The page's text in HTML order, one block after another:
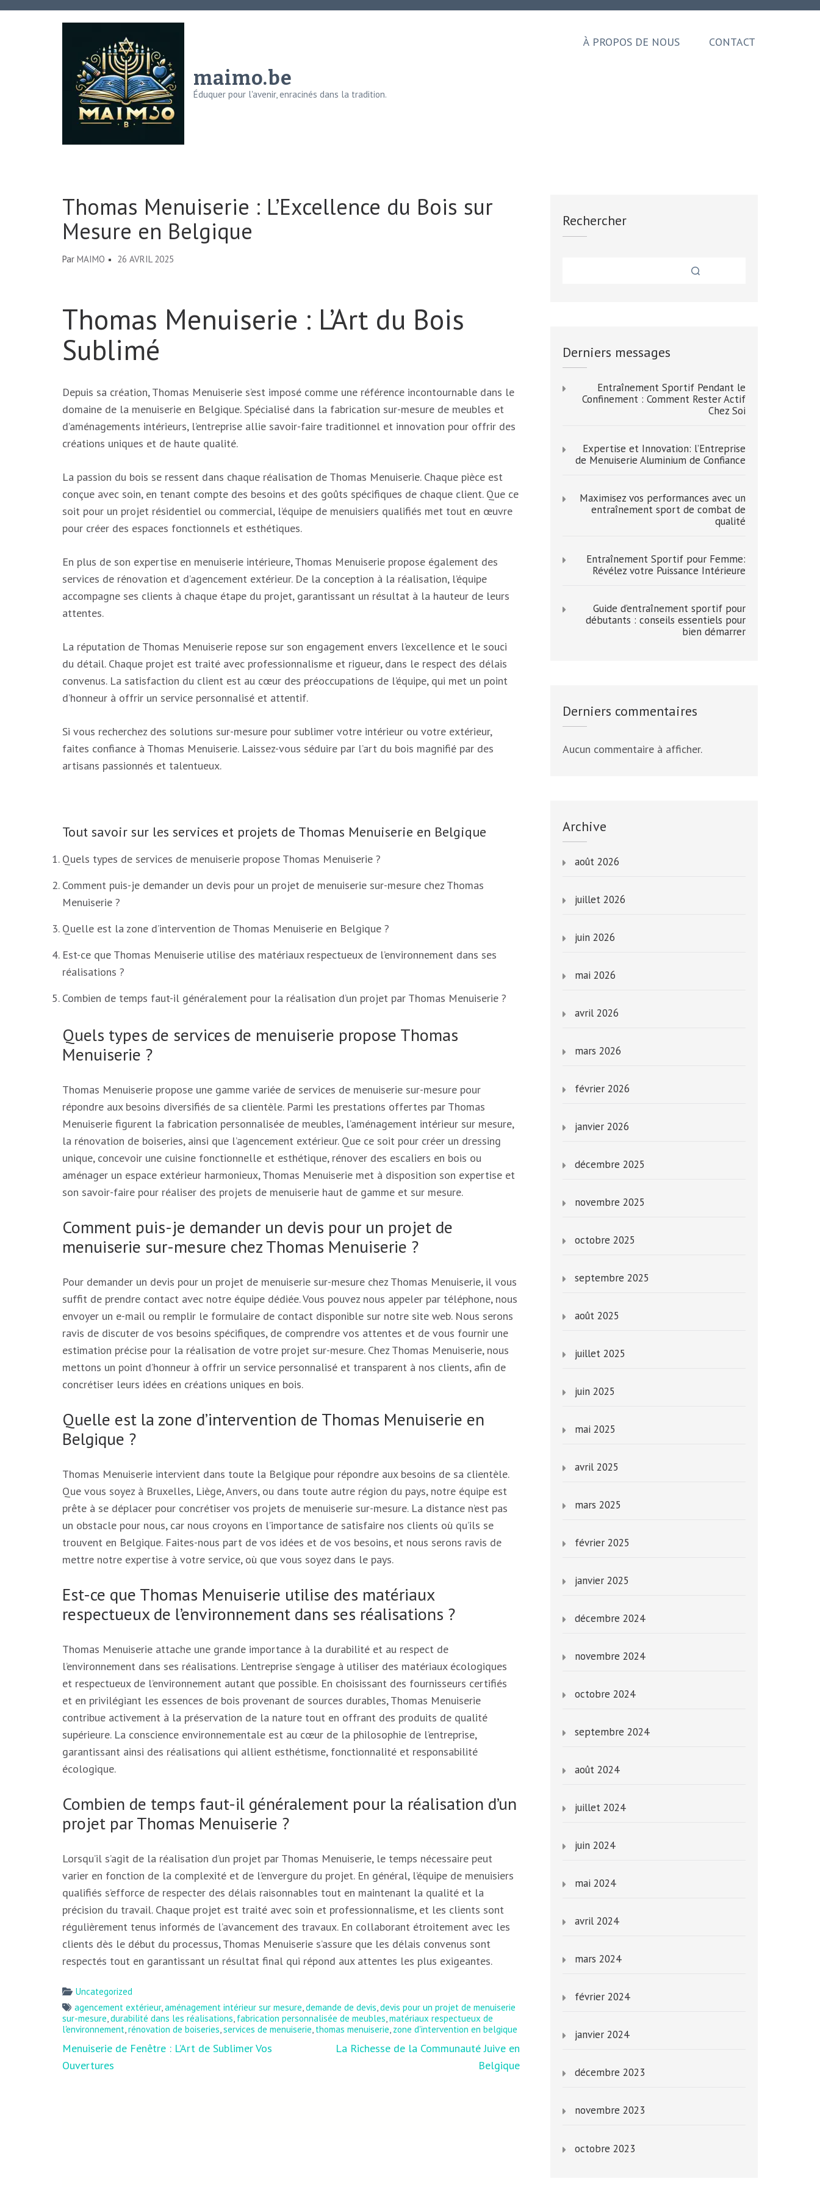
Aller
maimo.be
Éduquer pour l'avenir, enracinés dans la tradition.
À PROPOS DE NOUS CONTACT
Thomas Menuiserie : L’Excellence du Bois sur
Mesure en Belgique
Par MAIMO 26 AVRIL 2025
Thomas Menuiserie : L’Art du Bois
Sublimé
Depuis sa création, Thomas Menuiserie s’est imposé comme une référence incontournable dans le
domaine de la menuiserie en Belgique. Spécialisé dans la fabrication sur-mesure de meubles et
d’aménagements intérieurs, l’entreprise allie savoir-faire traditionnel et innovation pour offrir des
créations uniques et de haute qualité.
La passion du bois se ressent dans chaque réalisation de Thomas Menuiserie. Chaque pièce est
conçue avec soin, en tenant compte des besoins et des goûts spécifiques de chaque client. Que ce
soit pour un projet résidentiel ou commercial, l’équipe de menuisiers qualifiés met tout en œuvre
pour créer des espaces fonctionnels et esthétiques.
En plus de son expertise en menuiserie intérieure, Thomas Menuiserie propose également des
services de rénovation et d’agencement extérieur. De la conception à la réalisation, l’équipe
accompagne ses clients à chaque étape du projet, garantissant un résultat à la hauteur de leurs
attentes.
La réputation de Thomas Menuiserie repose sur son engagement envers l’excellence et le souci
du détail. Chaque projet est traité avec professionnalisme et rigueur, dans le respect des délais
convenus. La satisfaction du client est au cœur des préoccupations de l’équipe, qui met un point
d’honneur à offrir un service personnalisé et attentif.
Si vous recherchez des solutions sur-mesure pour sublimer votre intérieur ou votre extérieur,
faites confiance à Thomas Menuiserie. Laissez-vous séduire par l’art du bois magnifié par des
artisans passionnés et talentueux.
Tout savoir sur les services et projets de Thomas Menuiserie en Belgique
Quels types de services de menuiserie propose Thomas Menuiserie ?
Comment puis-je demander un devis pour un projet de menuiserie sur-mesure chez Thomas
Menuiserie ?
Quelle est la zone d’intervention de Thomas Menuiserie en Belgique ?
Est-ce que Thomas Menuiserie utilise des matériaux respectueux de l’environnement dans ses
réalisations ?
Combien de temps faut-il généralement pour la réalisation d’un projet par Thomas Menuiserie ?
Quels types de services de menuiserie propose Thomas
Menuiserie ?
Thomas Menuiserie propose une gamme variée de services de menuiserie sur-mesure pour
répondre aux besoins diversifiés de sa clientèle. Parmi les prestations offertes par Thomas
Menuiserie figurent la fabrication personnalisée de meubles, l’aménagement intérieur sur mesure,
la rénovation de boiseries, ainsi que l’agencement extérieur. Que ce soit pour créer un dressing
unique, concevoir une cuisine fonctionnelle et esthétique, rénover des escaliers en bois ou
aménager un espace extérieur harmonieux, Thomas Menuiserie met à disposition son expertise et
son savoir-faire pour réaliser des projets de menuiserie haut de gamme et sur mesure.
Comment puis-je demander un devis pour un projet de
menuiserie sur-mesure chez Thomas Menuiserie ?
Pour demander un devis pour un projet de menuiserie sur-mesure chez Thomas Menuiserie, il vous
suffit de prendre contact avec notre équipe dédiée. Vous pouvez nous appeler par téléphone, nous
envoyer un e-mail ou remplir le formulaire de contact disponible sur notre site web. Nous serons
ravis de discuter de vos besoins spécifiques, de comprendre vos attentes et de vous fournir une
estimation précise pour la réalisation de votre projet sur-mesure. Chez Thomas Menuiserie, nous
mettons un point d’honneur à offrir un service personnalisé et transparent à nos clients, afin de
concrétiser leurs idées en créations uniques en bois.
Quelle est la zone d’intervention de Thomas Menuiserie en
Belgique ?
Thomas Menuiserie intervient dans toute la Belgique pour répondre aux besoins de sa clientèle.
Que vous soyez à Bruxelles, Liège, Anvers, ou dans toute autre région du pays, notre équipe est
prête à se déplacer pour concrétiser vos projets de menuiserie sur-mesure. La distance n’est pas
un obstacle pour nous, car nous croyons en l’importance de satisfaire nos clients où qu’ils se
trouvent en Belgique. Faites-nous part de vos idées et de vos besoins, et nous serons ravis de
mettre notre expertise à votre service, où que vous soyez dans le pays.
Est-ce que Thomas Menuiserie utilise des matériaux
respectueux de l’environnement dans ses réalisations ?
Thomas Menuiserie attache une grande importance à la durabilité et au respect de
l’environnement dans ses réalisations. L’entreprise s’engage à utiliser des matériaux écologiques
et respectueux de l’environnement autant que possible. En choisissant des fournisseurs certifiés
et en privilégiant les essences de bois provenant de sources durables, Thomas Menuiserie
contribue activement à la préservation de la nature tout en offrant des produits de qualité
supérieure. La conscience environnementale est au cœur de la philosophie de l’entreprise,
garantissant ainsi des réalisations qui allient esthétisme, fonctionnalité et responsabilité
écologique.
Combien de temps faut-il généralement pour la réalisation d’un
projet par Thomas Menuiserie ?
Lorsqu’il s’agit de la réalisation d’un projet par Thomas Menuiserie, le temps nécessaire peut
varier en fonction de la complexité et de l’envergure du projet. En général, l’équipe de menuisiers
qualifiés s’efforce de respecter des délais raisonnables tout en maintenant la qualité et la
précision du travail. Chaque projet est traité avec soin et professionnalisme, et les clients sont
régulièrement tenus informés de l’avancement des travaux. En collaborant étroitement avec les
clients dès le début du processus, Thomas Menuiserie s’assure que les délais convenus sont
respectés tout en garantissant un résultat final qui répond aux attentes les plus exigeantes.
Uncategorized
agencement extérieur,aménagement intérieur sur mesure,demande de devis,devis pour un projet de menuiserie
sur-mesure,durabilité dans les réalisations, fabrication personnalisée de meubles,matériaux respectueux de
l'environnement,rénovation de boiseries,services de menuiserie, thomas menuiserie, zone d'intervention en belgique
Navigation
de
Menuiserie de Fenêtre : L’Art de Sublimer Vos
Ouvertures
La Richesse de la Communauté Juive en
Belgique
Rechercher
Derniers messages
Entraînement Sportif Pendant le
Confinement : Comment Rester Actif
Chez Soi
Expertise et Innovation: l’Entreprise
de Menuiserie Aluminium de Confiance
Maximisez vos performances avec un
entraînement sport de combat de
qualité
Entraînement Sportif pour Femme:
Révélez votre Puissance Intérieure
Guide d’entraînement sportif pour
débutants : conseils essentiels pour
bien démarrer
Derniers commentaires
Aucun commentaire à afficher.
Archive
août 2026
juillet 2026
juin 2026
mai 2026
avril 2026
mars 2026
février 2026
janvier 2026
décembre 2025
novembre 2025
octobre 2025
septembre 2025
août 2025
juillet 2025
juin 2025
mai 2025
avril 2025
mars 2025
février 2025
janvier 2025
décembre 2024
novembre 2024
octobre 2024
septembre 2024
août 2024
juillet 2024
juin 2024
mai 2024
avril 2024
mars 2024
février 2024
janvier 2024
décembre 2023
novembre 2023
octobre 2023